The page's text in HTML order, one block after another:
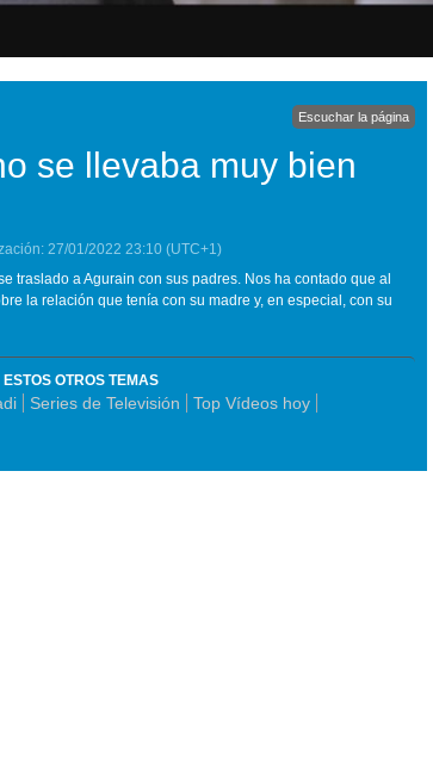
Escuchar la página
se llevaba muy bien
27/01/2022 23:10 (UTC+1)
traslado a Agurain con sus padres. Nos ha contado que al
la relación que tenía con su madre y, en especial, con su
OTROS TEMAS
Series de Televisión
Top Vídeos hoy